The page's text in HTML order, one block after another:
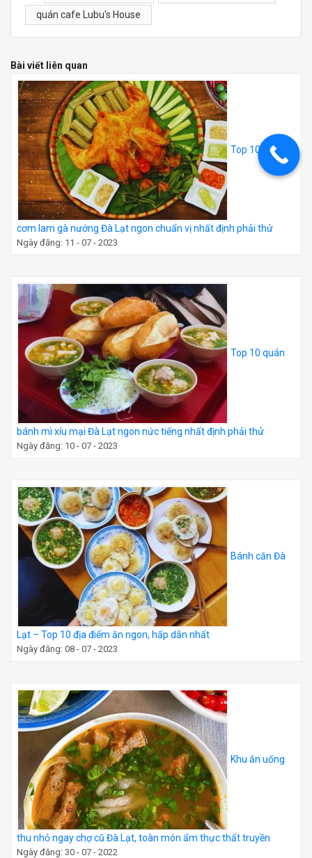
quán cafe Lubu's House
Bài viết liên quan
Top 10 quán
cơm lam gà nướng Đà Lạt ngon chuẩn vị nhất định phải thử
Ngày đăng: 11 - 07 - 2023
Top 10 quán
bánh mì xíu mại Đà Lạt ngon nức tiếng nhất định phải thử
Ngày đăng: 10 - 07 - 2023
Bánh căn Đà
Lạt – Top 10 địa điểm ăn ngon, hấp dẫn nhất
Ngày đăng: 08 - 07 - 2023
Khu ăn uống
thu nhỏ ngay chợ cũ Đà Lạt, toàn món ẩm thực thất truyền
Ngày đăng: 30 - 07 - 2022